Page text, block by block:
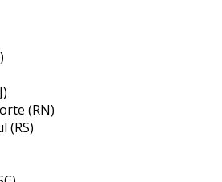
tipo c é utilizada em
uma ampla gama
a instalações
se destaca na
de sistemas elétricos.
de aplicação,
(RN)
(RS)